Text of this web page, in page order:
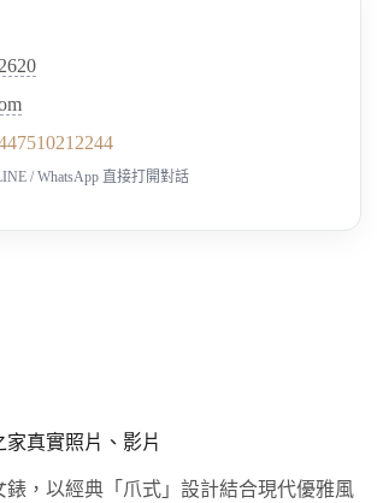
/ WhatsApp 直接打開對話
真實照片、影片
錶，以經典「爪式」設計結合現代優雅風